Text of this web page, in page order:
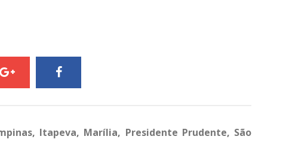
Itapeva, Marília, Presidente Prudente, São